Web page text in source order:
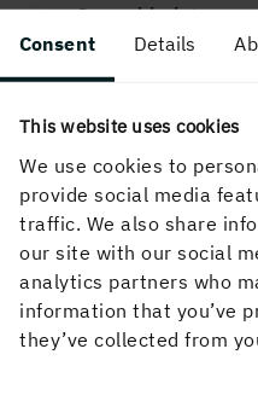
Consent Details
This website uses cookies
We use cookies to
provide social media
traffic. We also share
our site with our social
analytics partners who
information that you’ve
they’ve collected from
Om webbplatsen
Följ oss i sociala